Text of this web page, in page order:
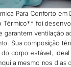
Para Conforto em
foi
garantem ventilação
Sua composição
corpo estável,
mesmo nos dias